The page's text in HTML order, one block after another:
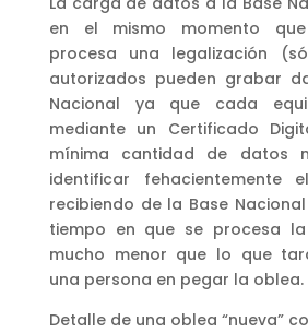
en el mismo momento
procesa una legalización
autorizados pueden grabar
Nacional ya que cada
mediante un Certificado
mínima cantidad de datos
identificar fehacientemente
recibiendo de la Base
tiempo en que se procesa
mucho menor que lo que
una persona en pegar la oblea.
Detalle de una oblea “nueva”